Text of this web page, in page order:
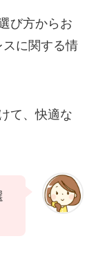
び方からお
に関する情
て、快適な